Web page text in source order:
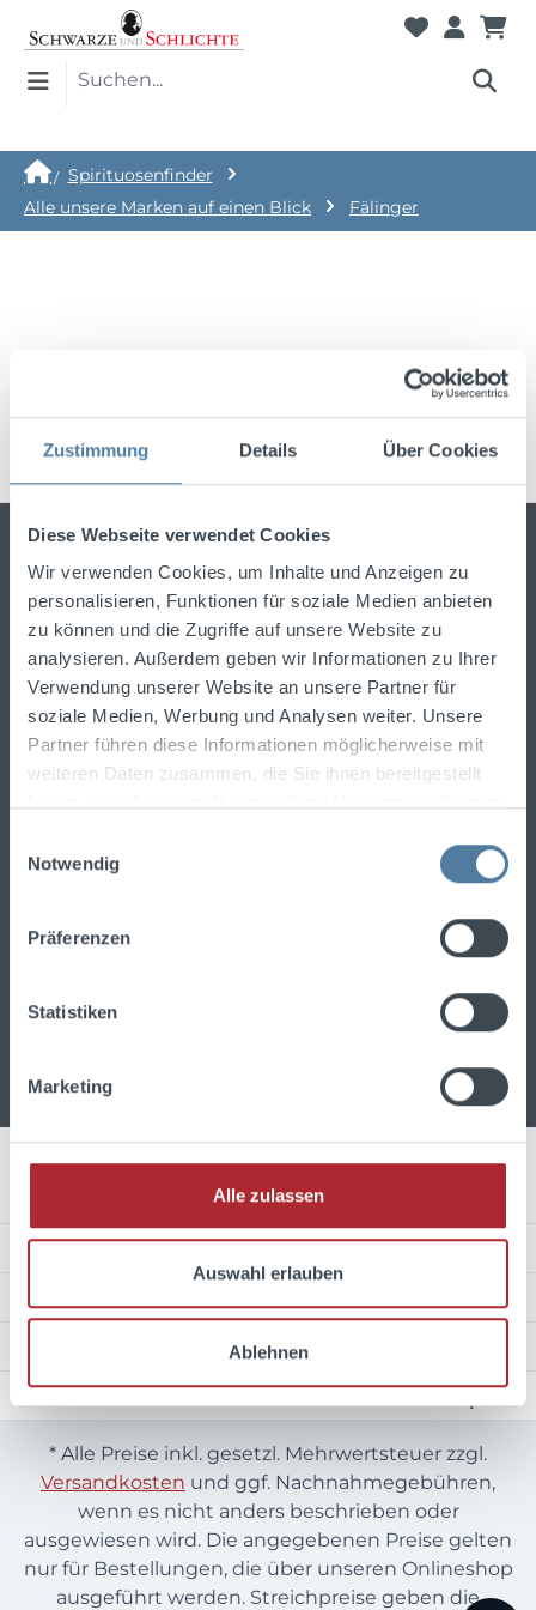
Zustimmung Details Über Cookies
Diese Webseite verwendet Cookies
Wir verwenden Cookies, um Inhalte und Anzeigen zu
personalisieren, Funktionen für soziale Medien anbieten
zu können und die Zugriffe auf unsere Website zu
analysieren. Außerdem geben wir Informationen zu Ihrer
Verwendung unserer Website an unsere Partner für
soziale Medien, Werbung und Analysen weiter. Unsere
Partner führen diese Informationen möglicherweise mit
weiteren Daten zusammen, die Sie ihnen bereitgestellt
Notwendig
Präferenzen
Statistiken
Marketing
Alle zulassen
Auswahl erlauben
Ablehnen
Spirituosenfinder
Alle unsere Marken auf einen Blick
Fälinger
Bleiben Sie stets über die neuesten
Spirituosentrends informiert.
Newsletter abonnieren und einen 10%-Gutschein
für Ihre nächste Bestellung erhalten!
E-Mail-Adresse
Ich habe die Datenschutzbestimmungenzur
Service Hotline
Auszeichnungen
* Alle Preise inkl. gesetzl. Mehrwertsteuer zzgl.
Versandkosten und ggf. Nachnahmegebühren,
wenn es nicht anders beschrieben oder
ausgewiesen wird. Die angegebenen Preise gelten
nur für Bestellungen, die über unseren Onlineshop
ausgeführt werden. Streichpreise geben die